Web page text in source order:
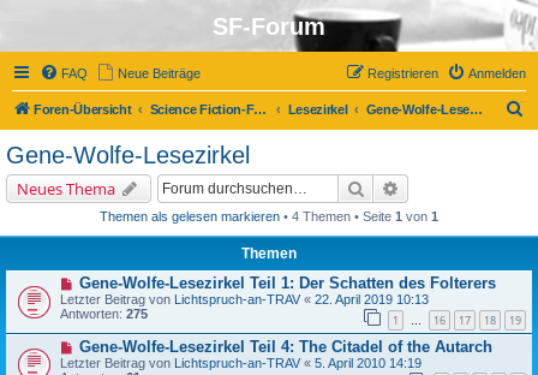
SF-Forum
FAQ Neue Beiträge Anmelden
Registrieren
Foren-Übersicht Science Fiction-Forum Lesezirkel Gene-Wolfe-Lesezirkel
Gene-Wolfe-Lesezirkel
Neues Thema Suche
Themen als gelesen markieren • 4 Themen • Seite 1 von 1
Themen
Gene-Wolfe-Lesezirkel Teil 1: Der Schatten des Folterers
Letzter Beitrag von Lichtspruch-an-TRAV « 22. April 2019 10:13
Antworten: 275 1 … 16 17 18 19
Gene-Wolfe-Lesezirkel Teil 4: The Citadel of the Autarch
Letzter Beitrag von Lichtspruch-an-TRAV « 5. April 2010 14:19